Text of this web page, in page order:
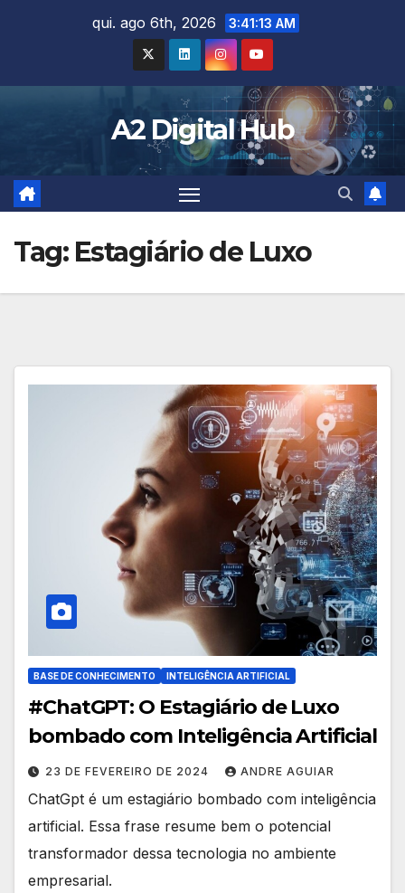
qui. ago 6th, 2026 3:41:14 AM
A2 Digital Hub
Tag: Estagiário de Luxo
BASE DE CONHECIMENTO INTELIGÊNCIA ARTIFICIAL
#ChatGPT: O Estagiário de Luxo
bombado com Inteligência Artificial
23 DE FEVEREIRO DE 2024 ANDRE AGUIAR
ChatGpt é um estagiário bombado com inteligência
artificial. Essa frase resume bem o potencial
transformador dessa tecnologia no ambiente
empresarial.